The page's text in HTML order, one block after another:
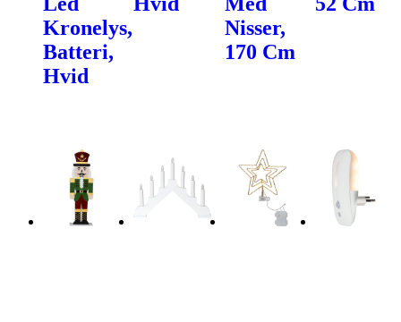
Kronelys,
Batteri,
Hvid
Nisser,
170 Cm